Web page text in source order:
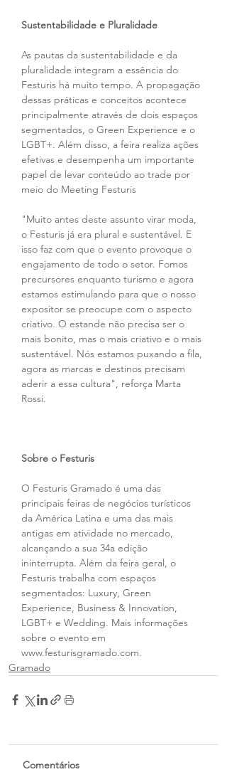
Sustentabilidade e Pluralidade
As pautas da sustentabilidade e da
pluralidade integram a essência do
Festuris há muito tempo. A propagação
dessas práticas e conceitos acontece
principalmente através de dois espaços
segmentados, o Green Experience e o
LGBT+. Além disso, a feira realiza ações
efetivas e desempenha um importante
papel de levar conteúdo ao trade por
meio do Meeting Festuris
"Muito antes deste assunto virar moda,
o Festuris já era plural e sustentável. E
isso faz com que o evento provoque o
engajamento de todo o setor. Fomos
precursores enquanto turismo e agora
estamos estimulando para que o nosso
expositor se preocupe com o aspecto
criativo. O estande não precisa ser o
mais bonito, mas o mais criativo e o mais
sustentável. Nós estamos puxando a fila,
agora as marcas e destinos precisam
aderir a essa cultura", reforça Marta
Rossi.
Sobre o Festuris
O Festuris Gramado é uma das
principais feiras de negócios turísticos
da América Latina e uma das mais
antigas em atividade no mercado,
alcançando a sua 34a edição
ininterrupta. Além da feira geral, o
Festuris trabalha com espaços
segmentados: Luxury, Green
Experience, Business & Innovation,
LGBT+ e Wedding. Mais informações
sobre o evento em
www.festurisgramado.com.
Gramado
Comentários